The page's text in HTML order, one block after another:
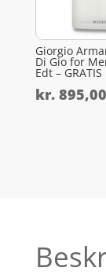
Giorgio
Di Gio for
Edt – GRATIS
kr.895,00